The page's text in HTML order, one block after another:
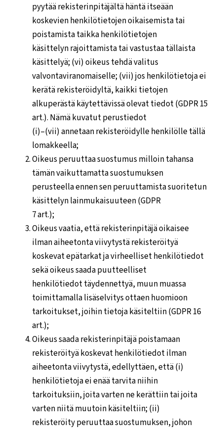
pyytää rekisterinpitäjältä häntä itseään
koskevien henkilötietojen oikaisemista tai
poistamista taikka henkilötietojen
käsittelyn rajoittamista tai vastustaa tällaista
käsittelyä; (vi) oikeus tehdä valitus
valvontaviranomaiselle; (vii) jos henkilötietoja ei
kerätä rekisteröidyltä, kaikki tietojen
alkuperästä käytettävissä olevat tiedot (GDPR 15
art.). Nämä kuvatut perustiedot
(i)–(vii) annetaan rekisteröidylle henkilölle tällä
lomakkeella;
Oikeus peruuttaa suostumus milloin tahansa
tämän vaikuttamatta suostumuksen
perusteella ennen sen peruuttamista suoritetun
käsittelyn lainmukaisuuteen (GDPR
7 art.);
Oikeus vaatia, että rekisterinpitäjä oikaisee
ilman aiheetonta viivytystä rekisteröityä
koskevat epätarkat ja virheelliset henkilötiedot
sekä oikeus saada puutteelliset
henkilötiedot täydennettyä, muun muassa
toimittamalla lisäselvitys ottaen huomioon
tarkoitukset, joihin tietoja käsiteltiin (GDPR 16
art.);
Oikeus saada rekisterinpitäjä poistamaan
rekisteröityä koskevat henkilötiedot ilman
aiheetonta viivytystä, edellyttäen, että (i)
henkilötietoja ei enää tarvita niihin
tarkoituksiin, joita varten ne kerättiin tai joita
varten niitä muutoin käsiteltiin; (ii)
rekisteröity peruuttaa suostumuksen, johon